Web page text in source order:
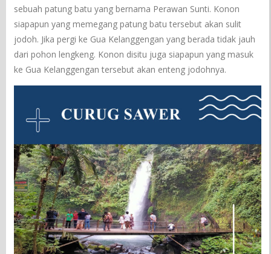
sebuah patung batu yang bernama Perawan Sunti. Konon
siapapun yang memegang patung batu tersebut akan sulit
jodoh. Jika pergi ke Gua Kelanggengan yang berada tidak jauh
dari pohon lengkeng. Konon disitu juga siapapun yang masuk
ke Gua Kelanggengan tersebut akan enteng jodohnya.